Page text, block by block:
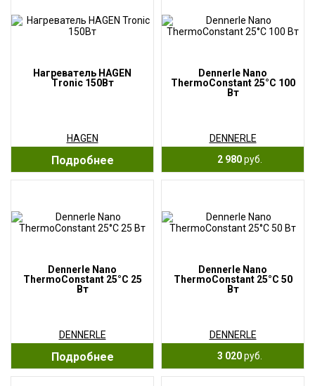
Нагреватель HAGEN
Tronic 150Вт
HAGEN
Подробнее
Dennerle Nano
ThermoConstant 25°С 100
Вт
DENNERLE
2 980руб.
Dennerle Nano
ThermoConstant 25°С 25
Вт
DENNERLE
Подробнее
Dennerle Nano
ThermoConstant 25°С 50
Вт
DENNERLE
3 020руб.